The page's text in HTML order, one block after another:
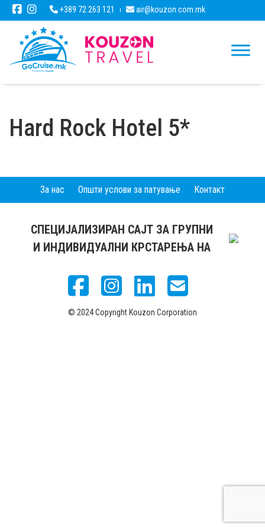
+389 72 263 121 air@kouzon.com.mk
Hard Rock Hotel 5*
За нас Општи услови за патување Контакт
СПЕЦИЈАЛИЗИРАН САЈТ ЗА ГРУПНИ
И ИНДИВИДУАЛНИ КРСТАРЕЊА НА
© 2024 Copyright Kouzon Corporation